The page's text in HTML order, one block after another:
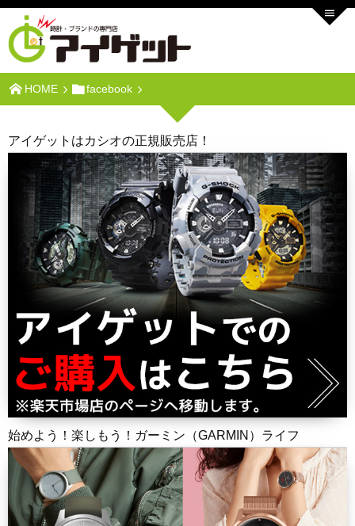
HOME facebook
アイゲットはカシオの正規販売店！
始めよう！楽しもう！ガーミン（GARMIN）ライフ